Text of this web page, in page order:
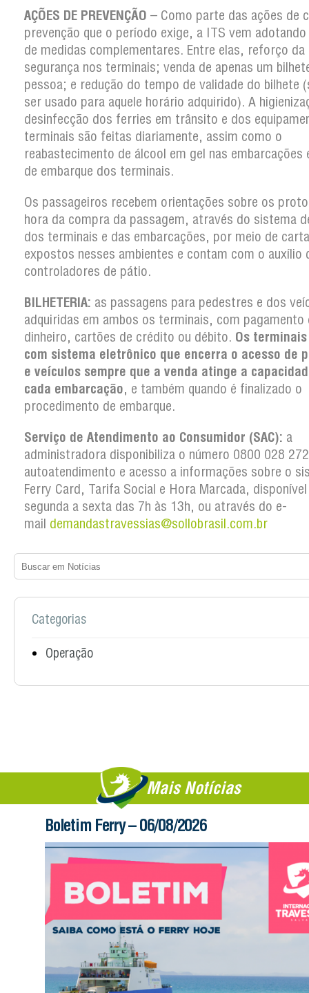
AÇÕES DE PREVENÇÃO – Como parte das ações de
prevenção que o período exige, a ITS vem
de medidas complementares. Entre elas, reforço da
segurança nos terminais; venda de apenas um
pessoa; e redução do tempo de validade do bilhete
ser usado para aquele horário adquirido). A
desinfecção dos ferries em trânsito e dos
terminais são feitas diariamente, assim como o
reabastecimento de álcool em gel nas embarcações
de embarque dos terminais.
Os passageiros recebem orientações sobre os
hora da compra da passagem, através do sistema
dos terminais e das embarcações, por meio de
expostos nesses ambientes e contam com o auxílio
controladores de pátio.
BILHETERIA: as passagens para pedestres e dos
adquiridas em ambos os terminais, com pagamento
dinheiro, cartões de crédito ou débito. Os
com sistema eletrônico que encerra o acesso de
e veículos sempre que a venda atinge a
cada embarcação, e também quando é finalizado o
procedimento de embarque.
Serviço de Atendimento ao Consumidor (SAC): a
administradora disponibiliza o número 0800 028
autoatendimento e acesso a informações sobre o
Ferry Card, Tarifa Social e Hora Marcada,
segunda a sexta das 7h às 13h, ou através do e-
mail demandastravessias@sollobrasil.com.br
Categorias
Operação
Mais Notícias
Boletim Ferry – 06/08/2026